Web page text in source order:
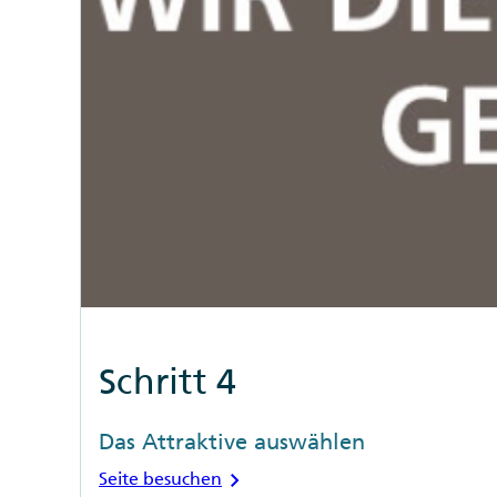
Schritt 4
Das Attraktive auswählen
Seite besuchen chevron_right